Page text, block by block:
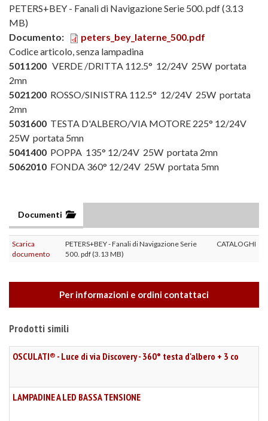
PETERS+BEY - Fanali di Navigazione Serie 500. pdf(3.13
MB)
Documento:
peters_bey_laterne_500.pdf
Codice articolo, senza lampadina
5011200 VERDE /DRITTA 112.5° 12/24V 25W portata
2mn
5021200 ROSSO/SINISTRA 112.5° 12/24V 25W portata
2mn
5031600 TESTA D'ALBERO/VIA MOTORE 225° 12/24V
25W portata 5mn
5041400 POPPA 135° 12/24V 25W portata 2mn
5062010 FONDA 360° 12/24V 25W portata 5mn
Documenti
Scarica
documento
PETERS+BEY - Fanali di Navigazione Serie
500. pdf (3.13 MB)
CATALOGHI
Per informazioni e ordini contattaci
Prodotti simili
OSCULATI® - Luce di via Discovery - 360° testa d'albero + 3 co
LAMPADINE A LED BASSA TENSIONE